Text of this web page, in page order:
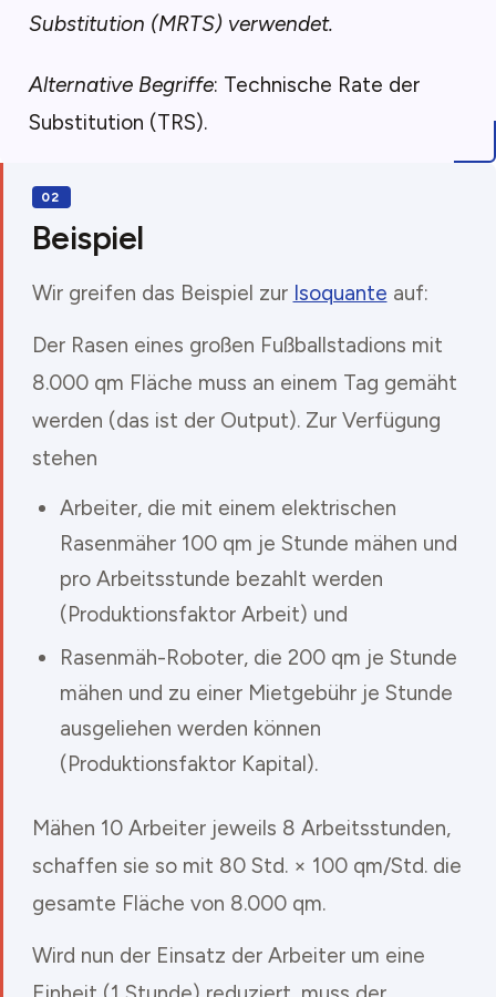
Substitution (MRTS) verwendet.
Alternative Begriffe: Technische Rate der
Substitution (TRS).
Beispiel
Wir greifen das Beispiel zur Isoquante auf:
Der Rasen eines großen Fußballstadions mit
8.000 qm Fläche muss an einem Tag gemäht
werden (das ist der Output). Zur Verfügung
stehen
Arbeiter, die mit einem elektrischen
Rasenmäher 100 qm je Stunde mähen und
pro Arbeitsstunde bezahlt werden
(Produktionsfaktor Arbeit) und
Rasenmäh-Roboter, die 200 qm je Stunde
mähen und zu einer Mietgebühr je Stunde
ausgeliehen werden können
(Produktionsfaktor Kapital).
Mähen 10 Arbeiter jeweils 8 Arbeitsstunden,
schaffen sie so mit 80 Std. × 100 qm/Std. die
gesamte Fläche von 8.000 qm.
Wird nun der Einsatz der Arbeiter um eine